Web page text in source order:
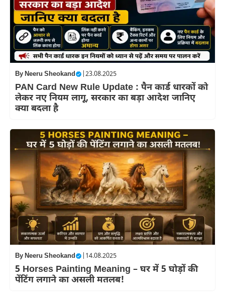
ByNeeru Sheokand 23.08.2025
PAN Card New Rule Update : पैन कार्ड धारकों को
लेकर नए नियम लागू, सरकार का बड़ा आदेश जानिए
क्या बदला है
ByNeeru Sheokand 14.08.2025
5 Horses Painting Meaning – घर में 5 घोड़ों की
पेंटिंग लगाने का असली मतलब!